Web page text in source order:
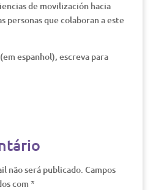
de movilización hacia
personas que colaboran a este
espanhol), escreva para
não será publicado. Campos
com *